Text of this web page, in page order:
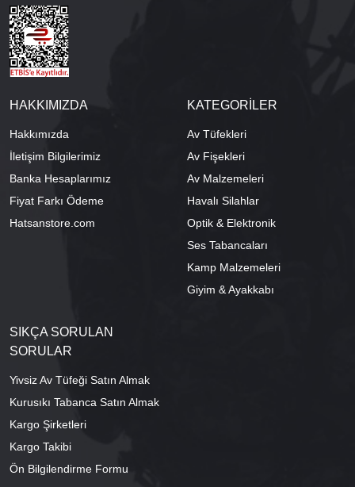
HAKKIMIZDA
Hakkımızda
İletişim Bilgilerimiz
Banka Hesaplarımız
Fiyat Farkı Ödeme
Hatsanstore.com
KATEGORİLER
Av Tüfekleri
Av Fişekleri
Av Malzemeleri
Havalı Silahlar
Optik & Elektronik
Ses Tabancaları
Kamp Malzemeleri
Giyim & Ayakkabı
SIKÇA SORULAN
SORULAR
Yivsiz Av Tüfeği Satın Almak
Kurusıkı Tabanca Satın Almak
Kargo Şirketleri
Kargo Takibi
Ön Bilgilendirme Formu